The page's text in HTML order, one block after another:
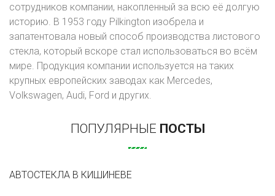
сотрудников компании, накопленный за всю её долгую
историю. В 1953 году Pilkington изобрела и
запатентовала новый способ производства листового
стекла, который вскоре стал использоваться во всём
мире. Продукция компании используется на таких
крупных европейских заводах как Mercedes,
Volkswagen, Audi, Ford и других.
ПОПУЛЯРНЫЕ ПОСТЫ
АВТОСТЕКЛА В КИШИНЕВЕ